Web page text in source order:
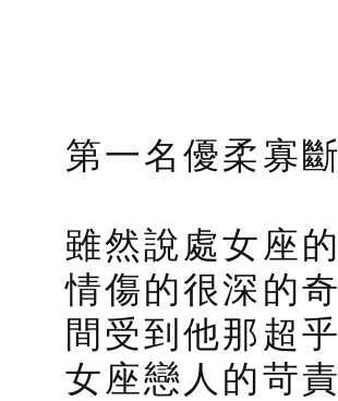
第一名優柔寡
雖然說處女座
情傷的很深的
間受到他那超
女座戀人的苛